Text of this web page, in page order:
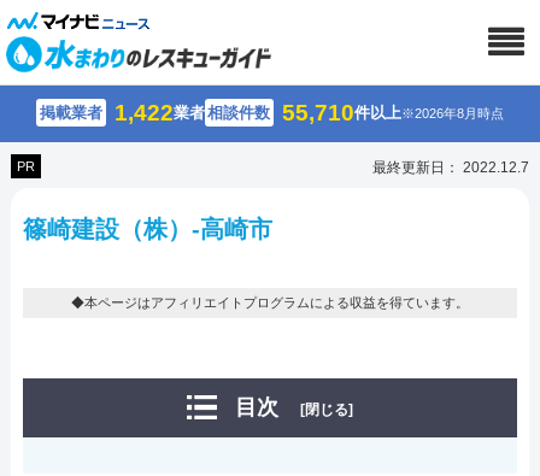
掲載業者 1,422業者相談件数 55,710件以上※2026年8月時点
PR 最終更新日： 2022.12.7
篠崎建設（株）-高崎市
◆本ページはアフィリエイトプログラムによる収益を得ています。
目次 [閉じる]